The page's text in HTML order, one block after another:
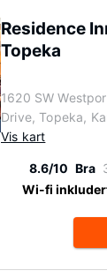
Residence
Topeka
1620 SW
Drive, Topeka,
Vis kart
8.6/10 Bra
Wi-fi